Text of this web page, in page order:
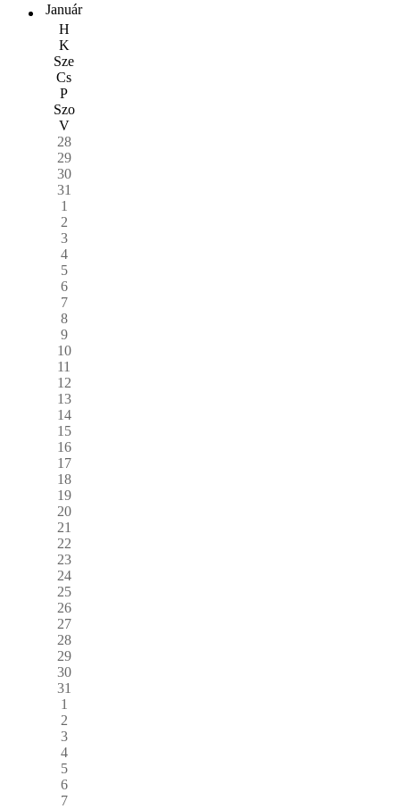
Január
H
K
Sze
Cs
P
Szo
V
28
29
30
31
1
2
3
4
5
6
7
8
9
10
11
12
13
14
15
16
17
18
19
20
21
22
23
24
25
26
27
28
29
30
31
1
2
3
4
5
6
7